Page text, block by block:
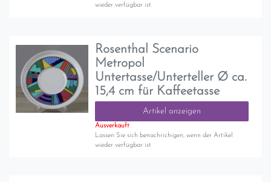
wieder verfügbar ist.
Rosenthal Scenario
Metropol
Untertasse/Unterteller Ø ca.
15,4 cm für Kaffeetasse
Artikel anzeigen
Ausverkauft
Lassen Sie sich benachrichigen, wenn der Artikel
wieder verfügbar ist.